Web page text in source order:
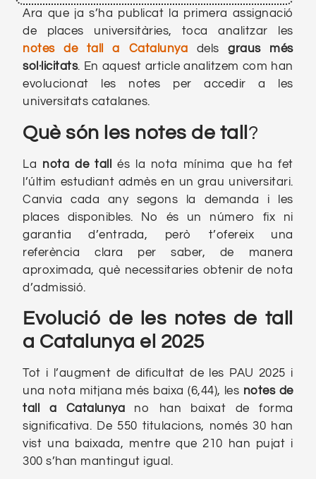
Ara que ja s’ha publicat la primera assignació
de places universitàries, toca analitzar les
notes de tall a Catalunya delsgraus més
sol·licitats. En aquest article analitzem com han
evolucionat les notes per accedir a les
universitats catalanes.
Què són les notes de tall ?
La nota de tall
és la nota mínima que ha fet
l’últim estudiant admès en un grau universitari.
Canvia cada any segons la demanda i les
places disponibles. No és un número fix ni
garantia d’entrada, però t’ofereix una
referència clara per saber, de manera
aproximada, què necessitaries obtenir de nota
d’admissió.
Evolució de les notes de tall
a Catalunya el 2025
Tot i l’augment de dificultat de les PAU 2025 i
una nota mitjana més baixa (6,44), les notes de
tall a Catalunya no han baixat de forma
significativa. De 550 titulacions, només 30 han
vist una baixada, mentre que 210 han pujat i
300 s’han mantingut igual.